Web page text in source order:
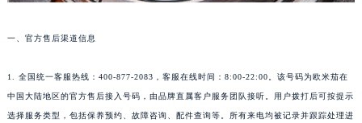
一、官方售后渠道信息
1. 全国统一客服热线：400-877-2083，客服在线时间：8:00-22:00。该号码为欧米茄在
中国大陆地区的官方售后接入号码，由品牌直属客户服务团队接听。用户拨打后可按提示
选择服务类型，包括保养预约、故障咨询、配件查询等。所有来电均被记录并跟踪处理进